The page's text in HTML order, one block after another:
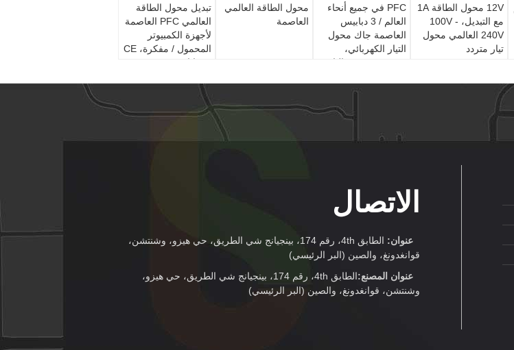
تبديل محول الطاقة
العالمي PFC العاصمة
لأجهزة الكمبيوتر
المحمول / مفكرة، CE
/ بنفايات / ع
محول الطاقة العالمي
العاصمة
PFC في جميع أنحاء
العالم / 3 دبابيس
العاصمة جاك محول
التيار الكهربائي،
12V محول الطاقة 1A
مع التبديل، 100V -
240V العالمي محول
تيار متردد
الاتصال
عنوان:
الطابق 4th، رقم 174، بينجيانج شي الطريق، حي هيزو، وشنتشن،
قوانغدونغ، والصين (البر الرئيسي)
عنوان المصنع:
الطابق 4th، رقم 174، بينجيانج شي الطريق، حي هيزو،
وشنتشن، قوانغدونغ، والصين (البر الرئيسي)